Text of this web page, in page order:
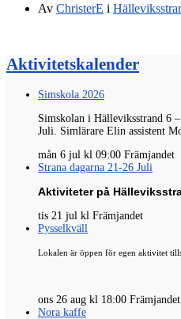
Av ChristerE i
Aktivitetskalender
Simskola 2026
Simskolan i Hälleviksstrand 6
Juli. Simlärare Elin assistent
mån 6 jul kl 09:00 Främjandet
Strana dagarna 21-26 Juli
Aktiviteter på
tis 21 jul kl Främjandet
Pysselkväll
Lokalen är öppen för egen aktivitet
ons 26 aug kl 18:00 Främjandet
Nora kaffe